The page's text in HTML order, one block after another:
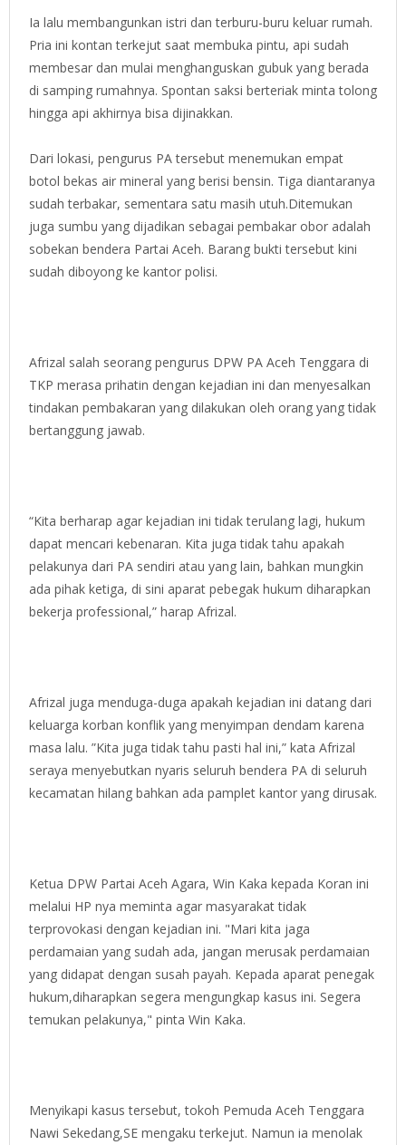
Ia lalu membangunkan istri dan terburu-buru keluar rumah.
Pria ini kontan terkejut saat membuka pintu, api sudah
membesar dan mulai menghanguskan gubuk yang berada
di samping rumahnya. Spontan saksi berteriak minta tolong
hingga api akhirnya bisa dijinakkan.
Dari lokasi, pengurus PA tersebut menemukan empat
botol bekas air mineral yang berisi bensin. Tiga diantaranya
sudah terbakar, sementara satu masih utuh.Ditemukan
juga sumbu yang dijadikan sebagai pembakar obor adalah
sobekan bendera Partai Aceh. Barang bukti tersebut kini
sudah diboyong ke kantor polisi.
Afrizal salah seorang pengurus DPW PA Aceh Tenggara di
TKP merasa prihatin dengan kejadian ini dan menyesalkan
tindakan pembakaran yang dilakukan oleh orang yang tidak
bertanggung jawab.
“Kita berharap agar kejadian ini tidak terulang lagi, hukum
dapat mencari kebenaran. Kita juga tidak tahu apakah
pelakunya dari PA sendiri atau yang lain, bahkan mungkin
ada pihak ketiga, di sini aparat pebegak hukum diharapkan
bekerja professional,” harap Afrizal.
Afrizal juga menduga-duga apakah kejadian ini datang dari
keluarga korban konflik yang menyimpan dendam karena
masa lalu. ”Kita juga tidak tahu pasti hal ini,” kata Afrizal
seraya menyebutkan nyaris seluruh bendera PA di seluruh
kecamatan hilang bahkan ada pamplet kantor yang dirusak.
Ketua DPW Partai Aceh Agara, Win Kaka kepada Koran ini
melalui HP nya meminta agar masyarakat tidak
terprovokasi dengan kejadian ini. "Mari kita jaga
perdamaian yang sudah ada, jangan merusak perdamaian
yang didapat dengan susah payah. Kepada aparat penegak
hukum,diharapkan segera mengungkap kasus ini. Segera
temukan pelakunya," pinta Win Kaka.
Menyikapi kasus tersebut, tokoh Pemuda Aceh Tenggara
Nawi Sekedang,SE mengaku terkejut. Namun ia menolak